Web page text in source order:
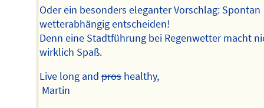
Oder ein besonders eleganter Vorschlag: Spontan
wetterabhängig entscheiden!
Denn eine Stadtführung bei Regenwetter macht
wirklich Spaß.
Live long andpros healthy,
Martin